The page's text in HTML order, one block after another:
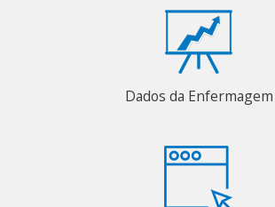
Dados da Enfermagem